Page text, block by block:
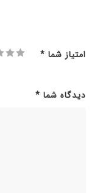
امتیاز شما *
دیدگاه شما *